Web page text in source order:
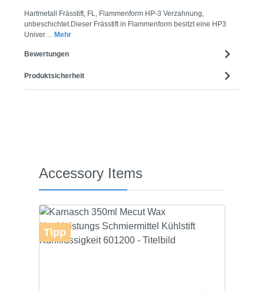
Hartmetall Frässtift, FL, Flammenform HP-3 Verzahnung,
unbeschichtet.Dieser Frässtift in Flammenform besitzt eine HP3
Univer… Mehr
Bewertungen
Produktsicherheit
Produktgalerie überspringen
Accessory Items
Tipp